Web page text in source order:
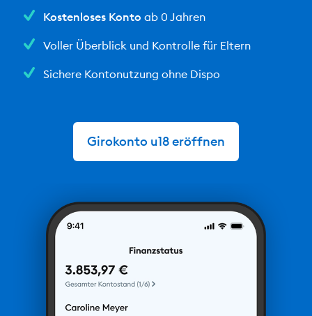
Kostenloses Konto ab 0 Jahren
Voller Überblick und Kontrolle für Eltern
Sichere Kontonutzung ohne Dispo
Girokonto u18 eröffnen